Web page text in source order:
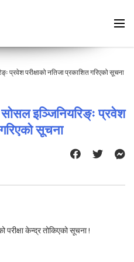
परीक्षाको नतिजा प्रकाशित गरिएको सूचना
इञ्जिनियरिङ्ः प्रवेश
सूचना
परीक्षा केन्द्र तोकिएको सूचना !